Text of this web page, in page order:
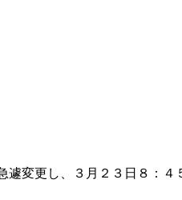
変更し、３月２３日８：４